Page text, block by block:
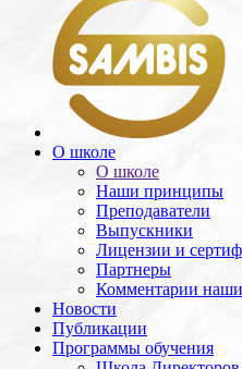
О школе
О школе
Наши принципы
Преподаватели
Выпускники
Лицензии и
Партнеры
Комментарии
Новости
Публикации
Программы обучения